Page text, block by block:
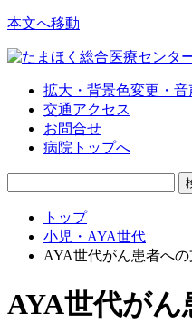
本文へ移動
拡大・背景色変更・音
交通アクセス
お問合せ
病院トップへ
トップ
小児・AYA世代
AYA世代がん患者への
AYA世代が